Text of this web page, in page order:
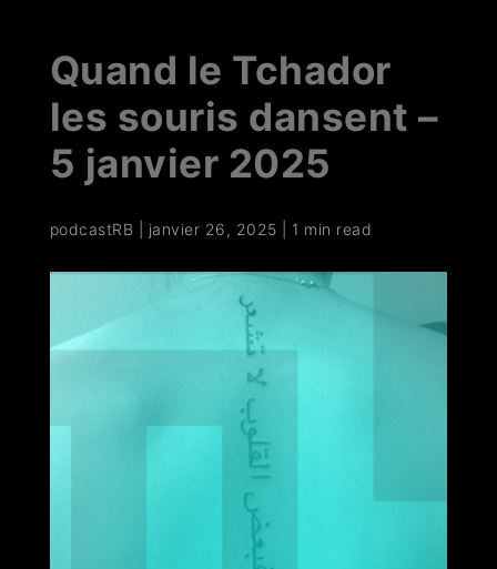
Quand le Tchador
les souris dansent –
5 janvier 2025
podcastRB janvier 26, 2025 1 min read